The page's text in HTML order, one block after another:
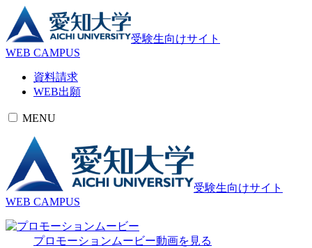
受験生向けサイト
WEB CAMPUS
資料請求
WEB出願
MENU
受験生向けサイト
WEB CAMPUS
プロモーションムービー動画を見る